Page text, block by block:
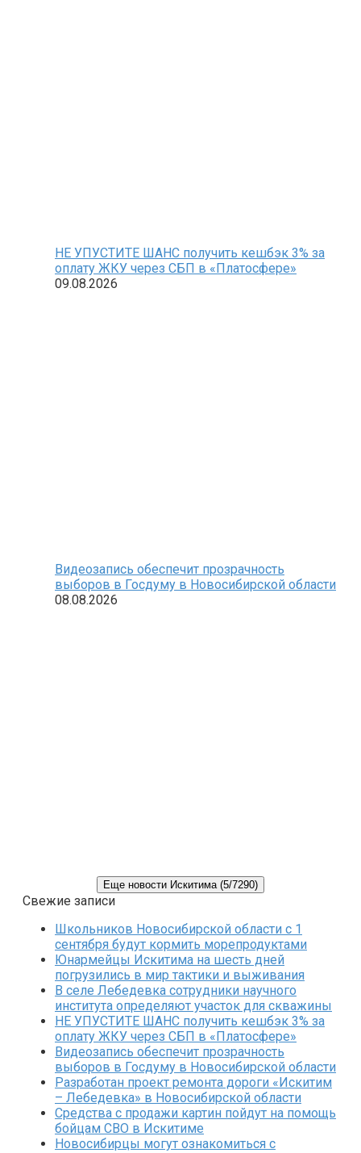
НЕ УПУСТИТЕ ШАНС получить кешбэк 3% за
оплату ЖКУ через СБП в «Платосфере»
09.08.2026
Видеозапись обеспечит прозрачность
выборов в Госдуму в Новосибирской области
08.08.2026
Еще новости Искитима (5/7290)
Свежие записи
Школьников Новосибирской области с 1
сентября будут кормить морепродуктами
Юнармейцы Искитима на шесть дней
погрузились в мир тактики и выживания
В селе Лебедевка сотрудники научного
института определяют участок для скважины
НЕ УПУСТИТЕ ШАНС получить кешбэк 3% за
оплату ЖКУ через СБП в «Платосфере»
Видеозапись обеспечит прозрачность
выборов в Госдуму в Новосибирской области
Разработан проект ремонта дороги «Искитим
– Лебедевка» в Новосибирской области
Средства с продажи картин пойдут на помощь
бойцам СВО в Искитиме
Новосибирцы могут ознакомиться с